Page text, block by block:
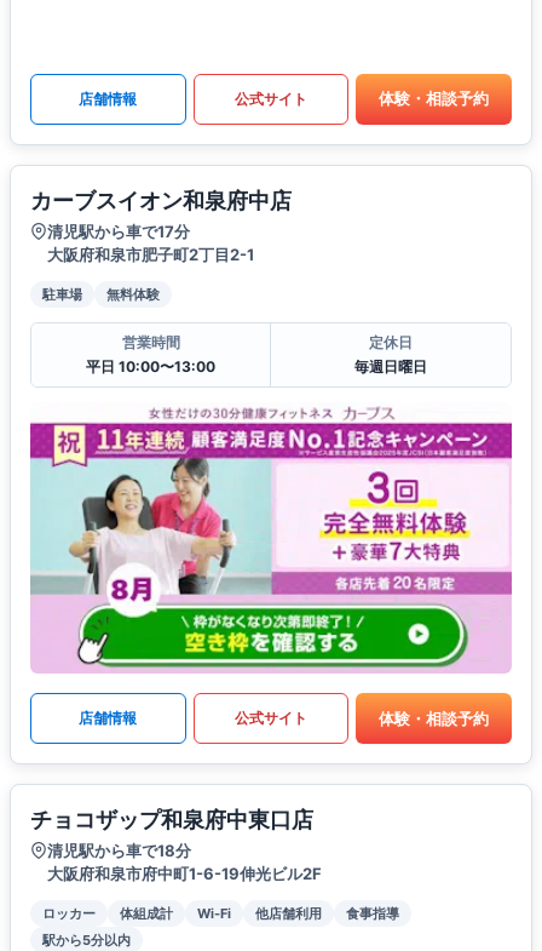
店舗情報 公式サイト 体験・相談予約
カーブスイオン和泉府中店
清児駅から車で17分
大阪府和泉市肥子町2丁目2-1
駐車場 無料体験
営業時間
平日 10:00〜13:00
定休日
毎週日曜日
店舗情報 公式サイト 体験・相談予約
チョコザップ和泉府中東口店
清児駅から車で18分
大阪府和泉市府中町1-6-19伸光ビル2F
ロッカー 体組成計 Wi-Fi 他店舗利用
食事指導
駅から5分以内